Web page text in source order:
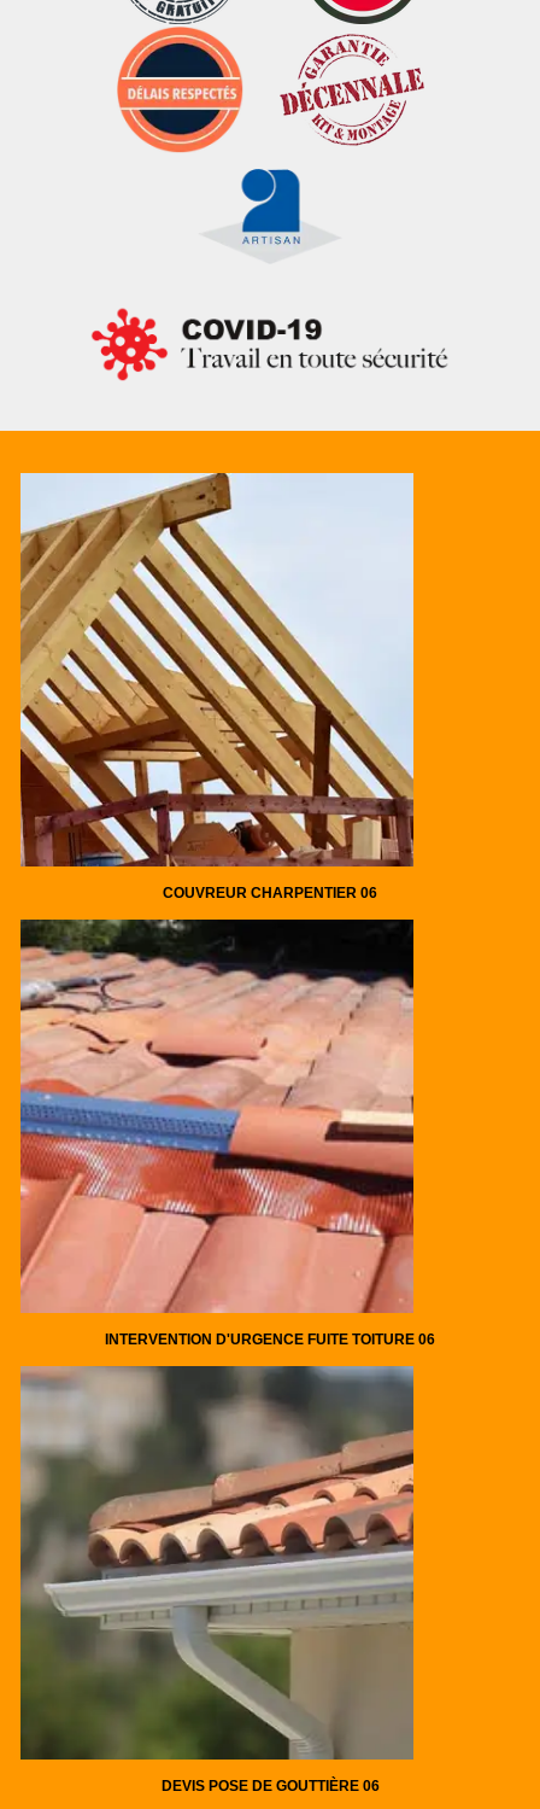
COUVREUR CHARPENTIER 06
INTERVENTION D'URGENCE FUITE TOITURE 06
DEVIS POSE DE GOUTTIÈRE 06